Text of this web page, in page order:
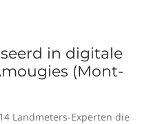
in digitale
(Mont-
Landmeters-Experten die